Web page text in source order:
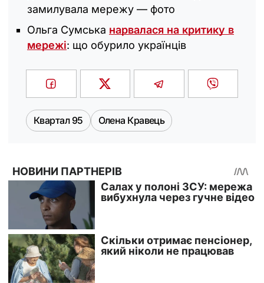
замилувала мережу — фото
Ольга Сумська нарвалася на критику в
мережі: що обурило українців
Квартал 95 Олена Кравець